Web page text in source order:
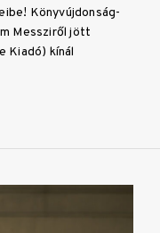
Könyvújdonság-
Messziről jött
Kiadó) kínál